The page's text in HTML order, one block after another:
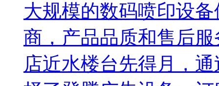
大规模的数码喷印设
商，产品品质和售后
店近水楼台先得月，